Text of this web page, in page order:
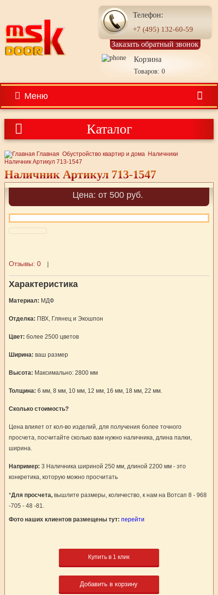
Телефон:
+7 (495) 132-60-59
Заказать обратный звонок
Корзина
Товаров: 0
Меню
Каталог
Главная Обустройство квартир и дома Наличники
Наличник Артикул 713-1547
Наличник Артикул 713-1547
Цена: от 500 руб.
Отзывы: 0
Характеристика
Материал: МДФ
Отделка: ПВХ, Глянец и Экошпон
Цвет: более 2500 цветов
Ширина: ваш размер
Высота: Максимально: 2800 мм
Толщина: 6 мм, 8 мм, 10 мм, 12 мм, 16 мм, 18 мм, 22 мм.
Сколько стоимость?
Цена влияет от кол-во изделий, для получения более точного
просчета, посчитайте сколько вам нужно наличника, длина палки,
ширина.
Например: 3 Наличника шириной 250 мм, длиной 2200 мм - это
конкретика, которую можно просчитать
*Для просчета,вышлите размеры, количество, к нам на Вотсап 8 - 968
-705 - 48 -81.
Фото наших клиентов размещены тут: перейти
Купить в 1 клик
Добавить в корзину